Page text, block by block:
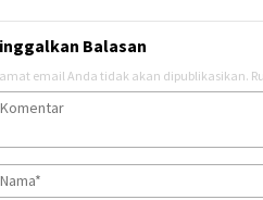
Balasan
email Anda tidak akan dipublikasikan.